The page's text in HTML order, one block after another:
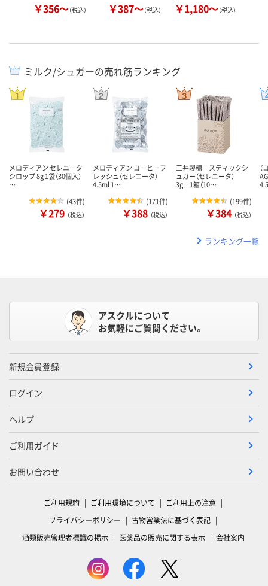
￥356～（税込） ￥387～（税込） ￥1,180～（税込）
ミルク/シュガーの売れ筋ランキング
メロディアン セレニータ
シロップ 8g 1袋（30個入）
…
(43件)
￥279 （税込）
メロディアン コーヒーフ
レッシュ（セレニータ）
4.5ml 1…
(171件)
￥388 （税込）
三井製糖 スティックシ
ュガー（セレニータ）
3g 1箱（10…
(199件)
￥384 （税込）
ランキング一覧
アスクルについて
お気軽にご質問ください。
新規会員登録
ログイン
ヘルプ
ご利用ガイド
お問い合わせ
ご利用規約 ご利用環境について
ご利用上の注意
プライバシーポリシー
古物営業法に基づく表記
酒類販売管理者標識の掲示
医薬品の販売に関する表示 会社案内